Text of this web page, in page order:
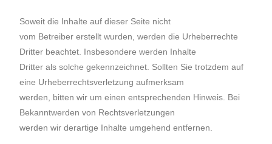
Soweit die Inhalte auf dieser Seite nicht
vom Betreiber erstellt wurden, werden die Urheberrechte
Dritter beachtet. Insbesondere werden Inhalte
Dritter als solche gekennzeichnet. Sollten Sie trotzdem auf
eine Urheberrechtsverletzung aufmerksam
werden, bitten wir um einen entsprechenden Hinweis. Bei
Bekanntwerden von Rechtsverletzungen
werden wir derartige Inhalte umgehend entfernen.